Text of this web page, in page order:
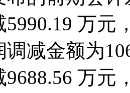
万元
减金额为
万元